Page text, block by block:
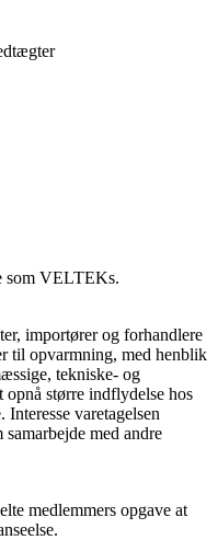
som VELTEKs.
importører og forhandlere
til opvarmning, med henblik
tekniske- og
opnå større indflydelse hos
varetagelsen
samarbejde med andre
medlemmers opgave at